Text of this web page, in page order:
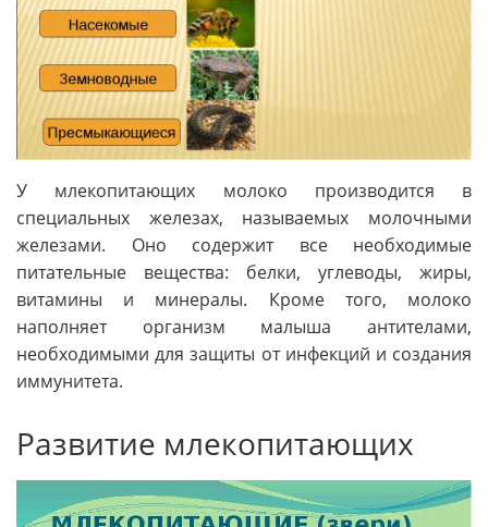
У млекопитающих молоко производится в
специальных железах, называемых молочными
железами. Оно содержит все необходимые
питательные вещества: белки, углеводы, жиры,
витамины и минералы. Кроме того, молоко
наполняет организм малыша антителами,
необходимыми для защиты от инфекций и создания
иммунитета.
Развитие млекопитающих